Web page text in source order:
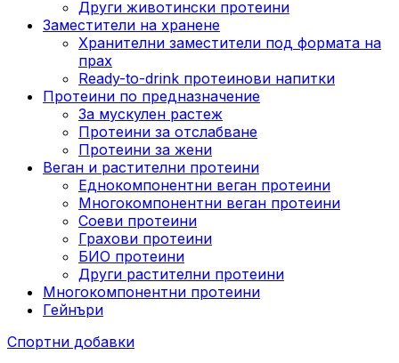
Други животински протеини
Заместители на хранене
Хранителни заместители под формата на
прах
Ready-to-drink протеинови напитки
Протеини по предназначение
За мускулен растеж
Протеини за отслабване
Протеини за жени
Веган и растителни протеини
Еднокомпонентни веган протеини
Многокомпонентни веган протеини
Соеви протеини
Грахови протеини
БИО протеини
Други растителни протеини
Многокомпонентни протеини
Гейнъри
Спортни добавки